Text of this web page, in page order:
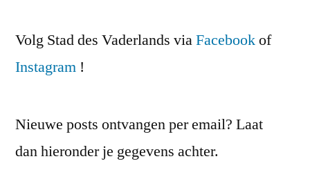
Volg Stad des Vaderlands viaFacebookof
Instagram !
Nieuwe posts ontvangen per email? Laat
dan hieronder je gegevens achter.